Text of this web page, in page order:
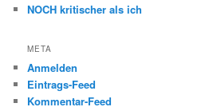
NOCH kritischer als ich
META
Anmelden
Eintrags-Feed
Kommentar-Feed